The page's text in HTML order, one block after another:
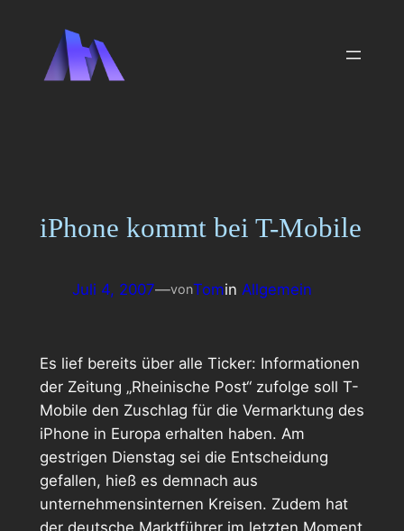
springen
iPhone kommt bei T-Mobile
Juli 4, 2007—vonTomin Allgemein
Es lief bereits über alle Ticker: Informationen
der Zeitung „Rheinische Post“ zufolge soll T-
Mobile den Zuschlag für die Vermarktung des
iPhone in Europa erhalten haben. Am
gestrigen Dienstag sei die Entscheidung
gefallen, hieß es demnach aus
unternehmensinternen Kreisen. Zudem hat
der deutsche Marktführer im letzten Moment